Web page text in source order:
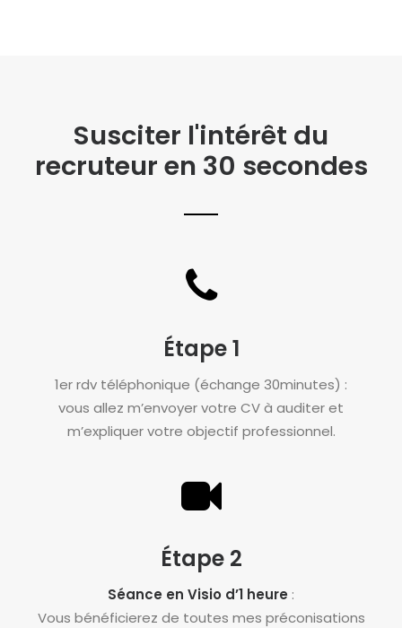
Susciter l'intérêt du
recruteur en 30 secondes
Étape 1
1er rdv téléphonique (échange 30minutes) :
vous allez m’envoyer votre CV à auditer et
m’expliquer votre objectif professionnel.
Étape 2
Séance en Visio d’1 heure :
Vous bénéficierez de toutes mes préconisations